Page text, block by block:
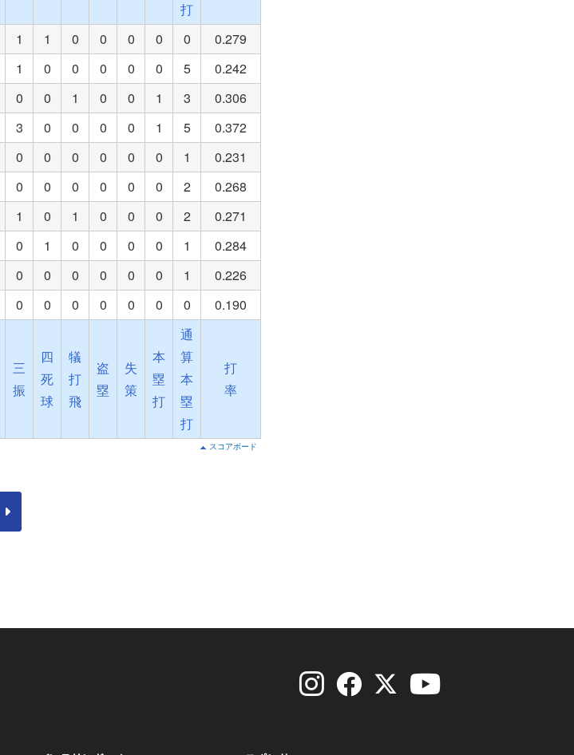
打
1 1 0 0 0 0 0
0.279
1 0 0 0 0 0 5
0.242
0 0 1 0 0 1 3
0.306
3 0 0 0 0 1 5
0.372
0 0 0 0 0 0 1
0.231
0 0 0 0 0 0 2
0.268
1 0 1 0 0 0 2
0.271
0 1 0 0 0 0 1
0.284
0 0 0 0 0 0 1
0.226
0 0 0 0 0 0 0 0.190
三
振
四
死
球
犠
打
飛
盗
塁
失
策
本
塁
打
通
算
本
塁
打
打
率
スコアボード